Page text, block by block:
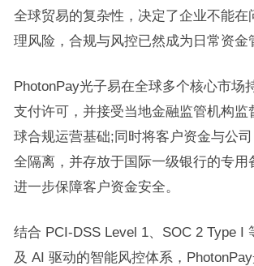
全球贸易的复杂性，决定了企业不能在
理风险，合规与风控已然成为日常资金
PhotonPay光子易在全球多个核心市场
支付许可，并接受当地金融监管机构监
球合规运营基础;同时将客户资金与公
全隔离，并存放于国际一级银行的专用
进一步保障客户资金安全。
结合 PCI-DSS Level 1、SOC 2 Type I
及 AI 驱动的智能风控体系，